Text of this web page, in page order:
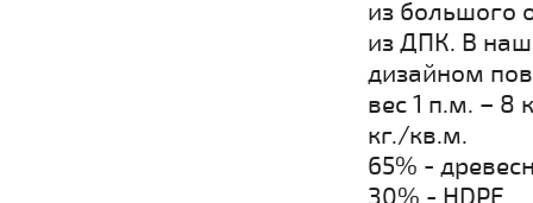
из большого
из ДПК. В
дизайном
вес 1 п.м. – 8
кг./кв.м.
65% -